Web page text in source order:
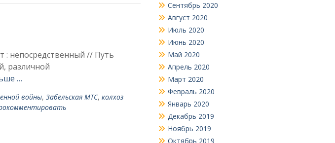
: непосредственный // Путь
различной
…
войны, Забельская МТС, колхоз
Сентябрь 2020
Август 2020
Июль 2020
Июнь 2020
Май 2020
Апрель 2020
Март 2020
Февраль 2020
Январь 2020
Декабрь 2019
Ноябрь 2019
Октябрь 2019